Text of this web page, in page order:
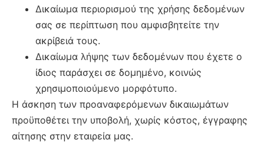
Δικαίωμα περιορισμού της χρήσης δεδομένων
σας σε περίπτωση που αμφισβητείτε την
ακρίβειά τους.
Δικαίωμα λήψης των δεδομένων που έχετε ο
ίδιος παράσχει σε δομημένο, κοινώς
χρησιμοποιούμενο μορφότυπο.
Η άσκηση των προαναφερόμενων δικαιωμάτων
προϋποθέτει την υποβολή, χωρίς κόστος, έγγραφης
αίτησης στην εταιρεία μας.